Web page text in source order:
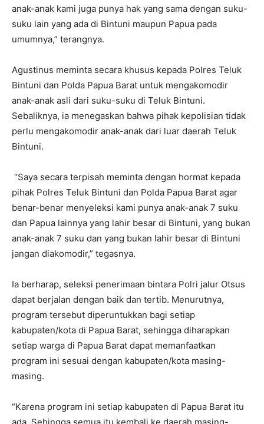
anak-anak kami juga punya hak yang sama dengan suku-
suku lain yang ada di Bintuni maupun Papua pada
umumnya,” terangnya.
Agustinus meminta secara khusus kepada Polres Teluk
Bintuni dan Polda Papua Barat untuk mengakomodir
anak-anak asli dari suku-suku di Teluk Bintuni.
Sebaliknya, ia menegaskan bahwa pihak kepolisian tidak
perlu mengakomodir anak-anak dari luar daerah Teluk
Bintuni.
“Saya secara terpisah meminta dengan hormat kepada
pihak Polres Teluk Bintuni dan Polda Papua Barat agar
benar-benar menyeleksi kami punya anak-anak 7 suku
dan Papua lainnya yang lahir besar di Bintuni, yang bukan
anak-anak 7 suku dan yang bukan lahir besar di Bintuni
jangan diakomodir,” tegasnya.
Ia berharap, seleksi penerimaan bintara Polri jalur Otsus
dapat berjalan dengan baik dan tertib. Menurutnya,
program tersebut diperuntukkan bagi setiap
kabupaten/kota di Papua Barat, sehingga diharapkan
setiap warga di Papua Barat dapat memanfaatkan
program ini sesuai dengan kabupaten/kota masing-
masing.
“Karena program ini setiap kabupaten di Papua Barat itu